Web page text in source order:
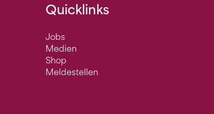
Quicklinks
Jobs
Medien
Shop
Meldestellen